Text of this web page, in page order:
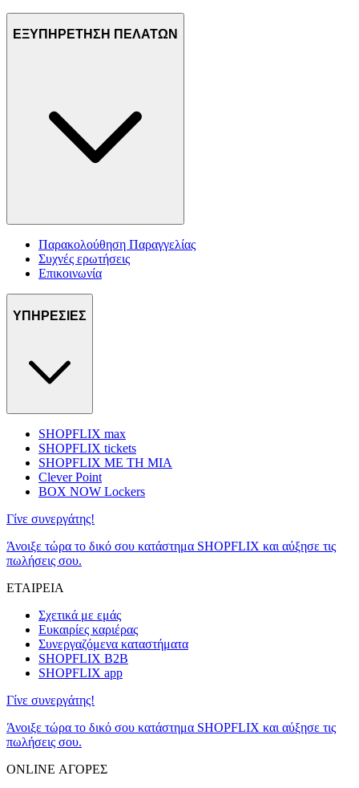
ΕΞΥΠΗΡΕΤΗΣΗ ΠΕΛΑΤΩΝ
Παρακολούθηση Παραγγελίας
Συχνές ερωτήσεις
Επικοινωνία
ΥΠΗΡΕΣΙΕΣ
SHOPFLIX max
SHOPFLIX tickets
SHOPFLIX ΜΕ ΤΗ ΜΙΑ
Clever Point
BOX NOW Lockers
Γίνε συνεργάτης!
Άνοιξε τώρα το δικό σου κατάστημα SHOPFLIX και αύξησε τις
πωλήσεις σου.
ΕΤΑΙΡΕΙΑ
Σχετικά με εμάς
Ευκαιρίες καριέρας
Συνεργαζόμενα καταστήματα
SHOPFLIX B2B
SHOPFLIX app
Γίνε συνεργάτης!
Άνοιξε τώρα το δικό σου κατάστημα SHOPFLIX και αύξησε τις
πωλήσεις σου.
ONLINE ΑΓΟΡΕΣ